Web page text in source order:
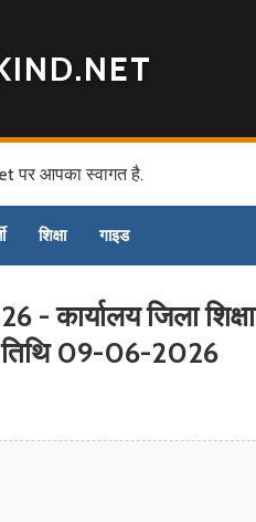
पर आपका स्वागत है.
शिक्षा गाइड
जिला शिक्षा
तिथि 09-06-2026